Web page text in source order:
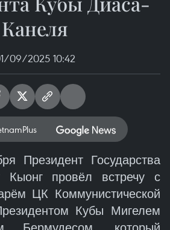
Канеля
09/2025 10:42
Президент Государства
Кыонг провёл встречу с
ЦК Коммунистической
Кубы Мигелем